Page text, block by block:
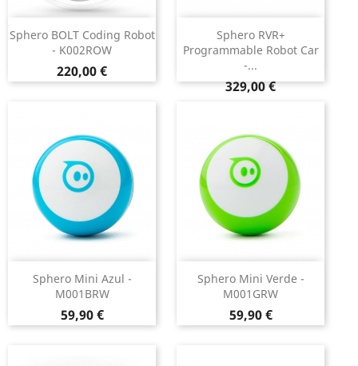
Sphero BOLT Coding Robot
- K002ROW
Preço
220,00 €
Sphero RVR+
Programmable Robot Car
-...
Preço
329,00 €
Sphero Mini Azul -
M001BRW
Preço
59,90 €
Sphero Mini Verde -
M001GRW
Preço
59,90 €